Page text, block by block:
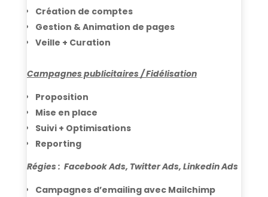
Création de comptes
Gestion & Animation de pages
Veille + Curation
Campagnes publicitaires / Fidélisation
Proposition
Mise en place
Suivi + Optimisations
Reporting
Régies : Facebook Ads, Twitter Ads, Linkedin Ads
Campagnes d’emailing avec Mailchimp